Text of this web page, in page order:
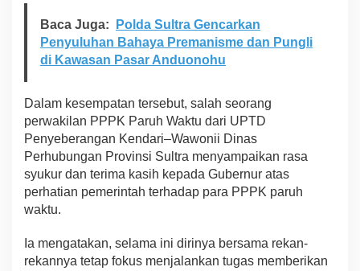
Baca Juga:
Polda Sultra Gencarkan
Penyuluhan Bahaya Premanisme dan Pungli
di Kawasan Pasar Anduonohu
Dalam kesempatan tersebut, salah seorang
perwakilan PPPK Paruh Waktu dari UPTD
Penyeberangan Kendari–Wawonii Dinas
Perhubungan Provinsi Sultra menyampaikan rasa
syukur dan terima kasih kepada Gubernur atas
perhatian pemerintah terhadap para PPPK paruh
waktu.
Ia mengatakan, selama ini dirinya bersama rekan-
rekannya tetap fokus menjalankan tugas memberikan